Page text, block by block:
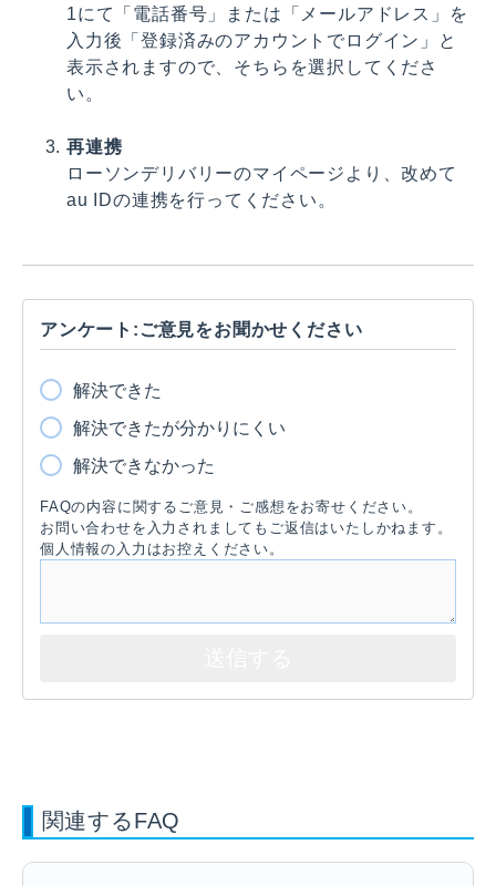
1にて「電話番号」または「メールアドレス」を
入力後「登録済みのアカウントでログイン」と
表示されますので、そちらを選択してくださ
い。
再連携
ローソンデリバリーのマイページより、改めて
au IDの連携を行ってください。
アンケート:ご意見をお聞かせください
解決できた
解決できたが分かりにくい
解決できなかった
FAQの内容に関するご意見・ご感想をお寄せください。
お問い合わせを入力されましてもご返信はいたしかねます。
個人情報の入力はお控えください。
関連するFAQ